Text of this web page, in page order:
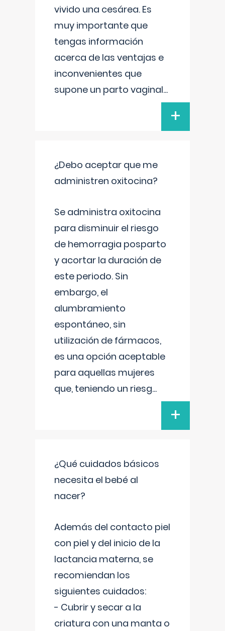
vivido una cesárea. Es
muy importante que
tengas información
acerca de las ventajas e
inconvenientes que
supone un parto vaginal...
+
¿Debo aceptar que me
administren oxitocina?
Se administra oxitocina
para disminuir el riesgo
de hemorragia posparto
y acortar la duración de
este periodo. Sin
embargo, el
alumbramiento
espontáneo, sin
utilización de fármacos,
es una opción aceptable
para aquellas mujeres
que, teniendo un riesg...
+
¿Qué cuidados básicos
necesita el bebé al
nacer?
Además del contacto piel
con piel y del inicio de la
lactancia materna, se
recomiendan los
siguientes cuidados:
- Cubrir y secar a la
criatura con una manta o